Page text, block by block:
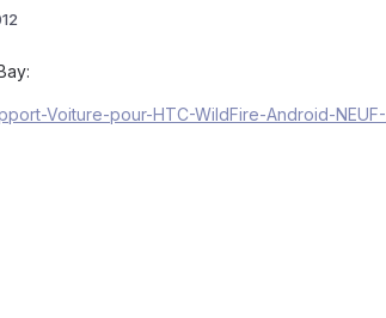
Voiture-pour-HTC-WildFire-Android-